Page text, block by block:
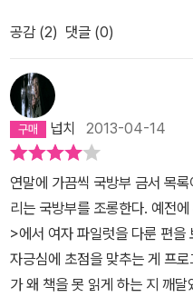
도주의적 차원의 원조와 지원
토대가 되고 있다는 것이다.오늘
적으로주관적 폭력을 생산·유
이상징적·구조적 폭력으로부터
항상성을 부여한다는 것일 게다.
젝의 주장들이 과연 실제에서
만 그의 책은 독자를 잠시나마 '
아가고 있는 이 시대의 '외설적
사고를 동반하지 않더라도- 스
점이다. 앞으로 몇 권이 더 우리
까지 그의 방문을 환영하게 될
와의 조우를 기대하 마지 않는다.
어나는 폭력들을 인식하고, 이
다. 단지 눈에 보이는 공권력의
자신을 규정하고 있는 폭력을
사회를 꿈꿀 수 있는 힘이 될 것이
닌 손수레 그 자체였던 것이다.
사실 이 간단한 이야기 안에 있다
리는 것은 구타, 범죄, 테러 같
근본적 폭력은 우리가 눈 뜨고
리는 수레 안의 물건들만 눈에
의 내용물이 아니라 오히려 수
무자비하고 극단적인 금융투기
린 시장 경제가 불러오는 파국
관심을 상징하는 인물이다. 그
스스로 상쇄시키는 대위법이 두
융 투기에, 나머지 반은 탈공산
지원금을 제공하거나 저서를 집
츠, 무함마드 만평 때문에 발생
시적인 폭력에 구조적, 상징적
린 병리적 심리가 무엇인지를 고찰
이츠는 설명이 필요 없는 부자다
와의 싸움과 교육에 기부했다.
그러나 속지 말아야 한다. 왜냐
야 하기 때문이다. 기부의 이면
적 독점을 노리며 경쟁자들을 파
기 위해 온갖 치사한 거래 수법
윤 추구를 상쇄하는 수단이다.
구조적 폭력을 지목하며 이에
이 눈에 보이는 주관적 폭력에
사람들이 혐오하는 주관적 폭력
력이기 때문입니다. 오늘날 지
주의자들이 가진 주된 관심사는
로기적 폭력에 이르기까지 모든
그러나 이러한 접근방식은 주관
다. 오늘날 폭력과의 투쟁은 범
대한 투쟁입니다. 하지만 다른
뿐더러 그런 형태의 폭력을 생
적 폭력은 우리의 경제체계와
나는 폭력입니다. 일반적이라
공감 (2) 댓글 (0)
넙치 2013-04-14
연말에 가끔씩 국방부 금서 목
리는 국방부를 조롱한다. 예전
>에서 여자 파일럿을 다룬 편을
자긍심에 초점을 맞추는 게 프
가 왜 책을 못 읽게 하는 지 깨